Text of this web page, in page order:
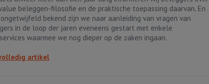
beleggen-filosofie en de praktische toepassing daarvan. En
bekend zijn we naar aanleiding van vragen van
in de loop der jaren eveneens gestart met enkele
waarmee we nog dieper op de zaken ingaan.
artikel